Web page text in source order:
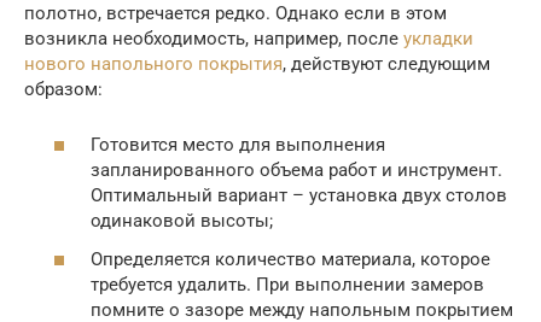
полотно, встречается редко. Однако если в этом
возникла необходимость, например, после укладки
нового напольного покрытия, действуют следующим
образом:
Готовится место для выполнения
запланированного объема работ и инструмент.
Оптимальный вариант – установка двух столов
одинаковой высоты;
Определяется количество материала, которое
требуется удалить. При выполнении замеров
помните о зазоре между напольным покрытием